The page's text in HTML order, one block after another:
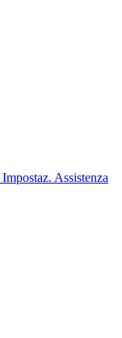
Impostaz. Assistenza